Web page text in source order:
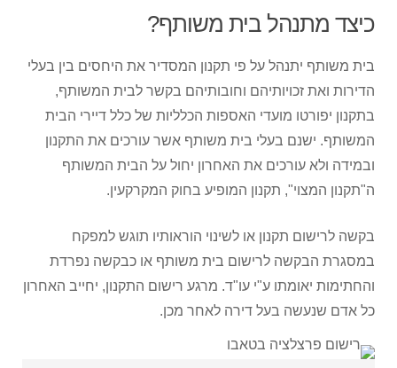
כיצד מתנהל בית משותף?
בית משותף יתנהל על פי תקנון המסדיר את היחסים בין בעלי
הדירות ואת זכויותיהם וחובותיהם בקשר לבית המשותף,
בתקנון יפורטו מועדי האספות הכלליות של כלל דיירי הבית
המשותף. ישנם בעלי בית משותף אשר עורכים את התקנון
ובמידה ולא עורכים את האחרון יחול על הבית המשותף
ה"תקנון המצוי", תקנון המופיע בחוק המקרקעין.
בקשה לרישום תקנון או לשינוי הוראותיו תוגש למפקח
במסגרת הבקשה לרישום בית משותף או כבקשה נפרדת
והחתימות יאומתו ע"י עו"ד. מרגע רישום התקנון, יחייב האחרון
כל אדם שנעשה בעל דירה לאחר מכן.